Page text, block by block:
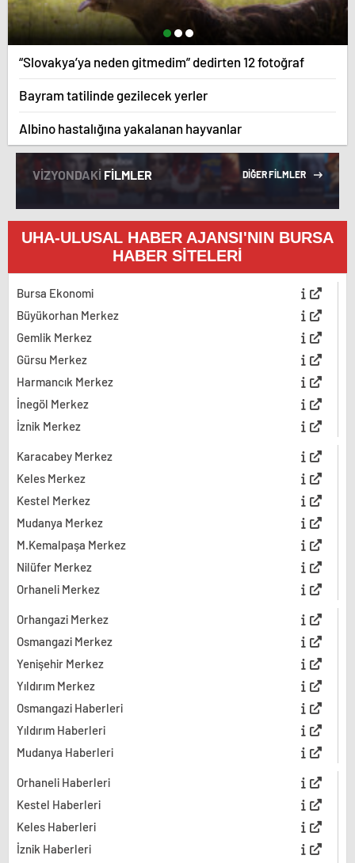
“Slovakya’ya neden gitmedim” dedirten 12 fotoğraf
Bayram tatilinde gezilecek yerler
Albino hastalığına yakalanan hayvanlar
VİZYONDAKİ FİLMLER DİĞER FİLMLER
UHA-ULUSAL HABER AJANSI'NIN BURSA
HABER SİTELERİ
Bursa Ekonomi
Büyükorhan Merkez
Gemlik Merkez
Gürsu Merkez
Harmancık Merkez
İnegöl Merkez
İznik Merkez
Karacabey Merkez
Keles Merkez
Kestel Merkez
Mudanya Merkez
M.Kemalpaşa Merkez
Nilüfer Merkez
Orhaneli Merkez
Orhangazi Merkez
Osmangazi Merkez
Yenişehir Merkez
Yıldırım Merkez
Osmangazi Haberleri
Yıldırım Haberleri
Mudanya Haberleri
Orhaneli Haberleri
Kestel Haberleri
Keles Haberleri
İznik Haberleri